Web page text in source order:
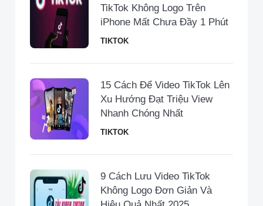
TikTok Không Logo Trên
iPhone Mất Chưa Đầy 1 Phút
TIKTOK
15 Cách Để Video TikTok Lên
Xu Hướng Đạt Triệu View
Nhanh Chóng Nhất
TIKTOK
9 Cách Lưu Video TikTok
Không Logo Đơn Giản Và